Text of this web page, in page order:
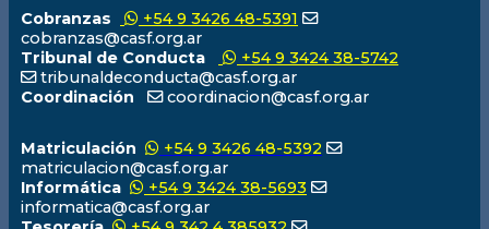
Cobranzas
+54 9 3426 48-5391
cobranzas@casf.org.ar
Tribunal de Conducta
+54 9 3424 38-5742
tribunaldeconducta@casf.org.ar
Coordinación
coordinacion@casf.org.ar
Matriculación
+54 9 3426 48-5392
matriculacion@casf.org.ar
Informática
+54 9 3424 38-5693
informatica@casf.org.ar